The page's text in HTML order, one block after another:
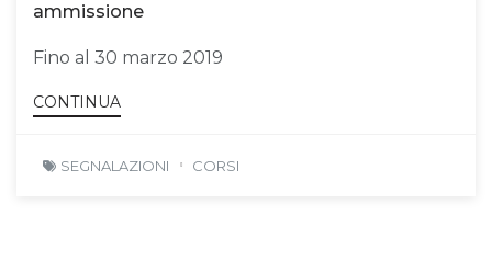
ammissione
Fino al 30 marzo 2019
CONTINUA
SEGNALAZIONI CORSI